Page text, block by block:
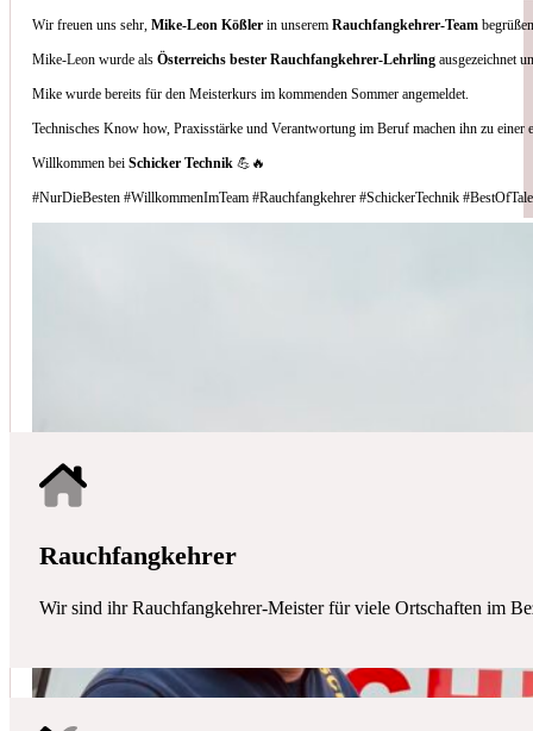
Wir freuen uns sehr,Mike-Leon Kößler in unseremRauchfangkehrer-Team
Mike-Leon wurde alsÖsterreichs bester Rauchfangkehrer-Lehrling ausgezeichnet
Mike wurde bereits für den Meisterkurs im kommenden Sommer angemeldet.
Technisches Know how, Praxisstärke und Verantwortung im Beruf machen ihn zu
Willkommen beiSchicker Technik 💪🔥
#NurDieBesten #WillkommenImTeam #Rauchfangkehrer #SchickerTechnik
Thomas Gornix
aus unseren Google-Bewertungen
Nettes Team, und kompetente Beratung.
Rauchfangkehrer
Wir sind ihr Rauchfangkehrer-Meister für viele Ortschaften im